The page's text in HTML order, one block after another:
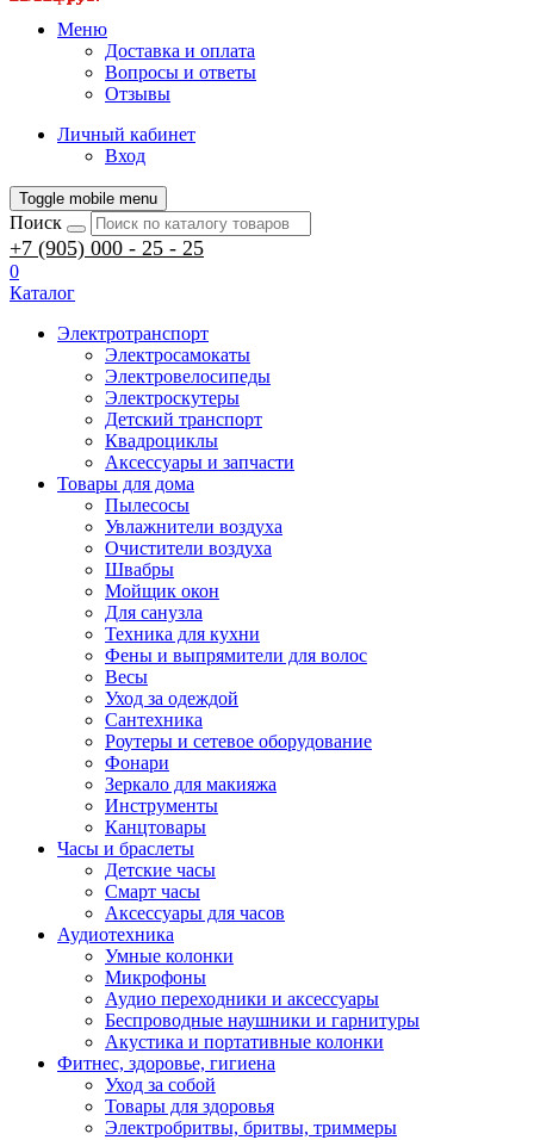
Меню
Доставка и оплата
Вопросы и ответы
Отзывы
Личный кабинет
Вход
Toggle mobile menu
Поиск
+7 (905) 000 - 25 - 25
0
Каталог
Электротранспорт
Электросамокаты
Электровелосипеды
Электроскутеры
Детский транспорт
Квадроциклы
Аксессуары и запчасти
Товары для дома
Пылесосы
Увлажнители воздуха
Очистители воздуха
Швабры
Мойщик окон
Для санузла
Техника для кухни
Фены и выпрямители для волос
Весы
Уход за одеждой
Сантехника
Роутеры и сетевое оборудование
Фонари
Зеркало для макияжа
Инструменты
Канцтовары
Часы и браслеты
Детские часы
Смарт часы
Аксессуары для часов
Аудиотехника
Умные колонки
Микрофоны
Аудио переходники и аксессуары
Беспроводные наушники и гарнитуры
Акустика и портативные колонки
Фитнес, здоровье, гигиена
Уход за собой
Товары для здоровья
Электробритвы, бритвы, триммеры